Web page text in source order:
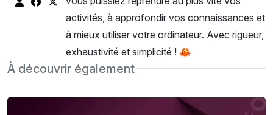
activités, à approfondir vos connaissances et
à mieux utiliser votre ordinateur. Avec rigueur,
exhaustivité et simplicité ! 🦀
À découvrir également